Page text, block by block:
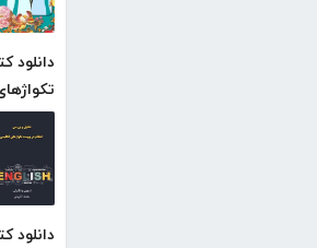
دانلود
دانلود